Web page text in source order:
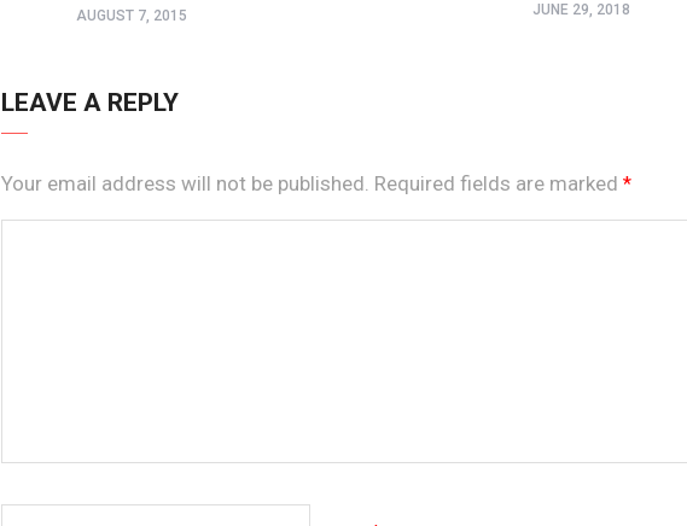
AUGUST 7, 2015 JUNE 29, 2018
LEAVE A REPLY
Your email address will not be published. Required fields are marked *